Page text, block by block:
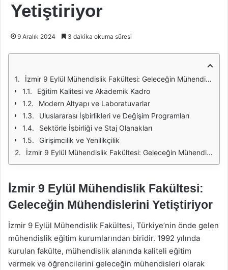
Yetiştiriyor
9 Aralık 2024 3 dakika okuma süresi
İzmir 9 Eylül Mühendislik Fakültesi: Geleceğin Mühendislerini Yetiştiriyor
Eğitim Kalitesi ve Akademik Kadro
Modern Altyapı ve Laboratuvarlar
Uluslararası İşbirlikleri ve Değişim Programları
Sektörle İşbirliği ve Staj Olanakları
Girişimcilik ve Yenilikçilik
İzmir 9 Eylül Mühendislik Fakültesi: Geleceğin Mühendislerini Yetiştiriyor
İzmir 9 Eylül Mühendislik Fakültesi:
Geleceğin Mühendislerini Yetiştiriyor
İzmir 9 Eylül Mühendislik Fakültesi, Türkiye’nin önde gelen
mühendislik eğitim kurumlarından biridir. 1992 yılında
kurulan fakülte, mühendislik alanında kaliteli eğitim
vermek ve öğrencilerini geleceğin mühendisleri olarak